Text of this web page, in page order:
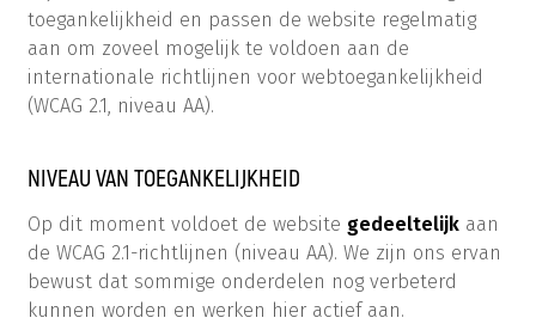
toegankelijkheid en passen de website regelmatig
aan om zoveel mogelijk te voldoen aan de
internationale richtlijnen voor webtoegankelijkheid
(WCAG 2.1, niveau AA).
NIVEAU VAN TOEGANKELIJKHEID
Op dit moment voldoet de website gedeeltelijkaan
de WCAG 2.1-richtlijnen (niveau AA). We zijn ons ervan
bewust dat sommige onderdelen nog verbeterd
kunnen worden en werken hier actief aan.